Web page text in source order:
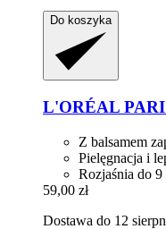
Do koszyka
L'ORÉAL
Z balsamem
Pielęgnacja i
Rozjaśnia do 9
59,00 zł
Dostawa do 12